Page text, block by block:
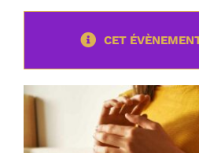
TÉMOIGNAGES
CET